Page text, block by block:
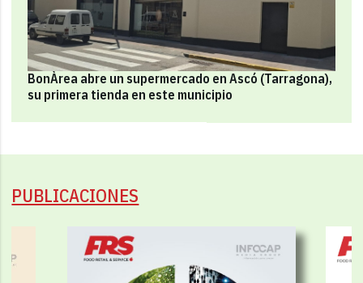
BonÀrea abre un supermercado en Ascó (Tarragona),
su primera tienda en este municipio
PUBLICACIONES